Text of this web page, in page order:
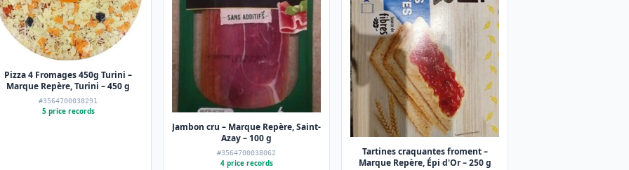
Pizza 4 Fromages 450g Turini –
Marque Repère, Turini – 450 g
#3564700038291
5 price records
Jambon cru – Marque Repère, Saint-
Azay – 100 g
#3564700038062
4 price records
Tartines craquantes froment –
Marque Repère, Épi d'Or – 250 g